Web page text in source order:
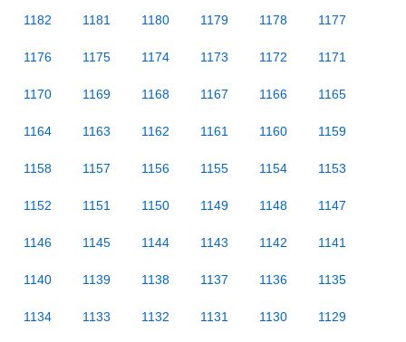
1182 1181 1180 1179 1178 1177
1176 1175 1174 1173 1172 1171
1170 1169 1168 1167 1166 1165
1164 1163 1162 1161 1160 1159
1158 1157 1156 1155 1154 1153
1152 1151 1150 1149 1148 1147
1146 1145 1144 1143 1142 1141
1140 1139 1138 1137 1136 1135
1134 1133 1132 1131 1130 1129